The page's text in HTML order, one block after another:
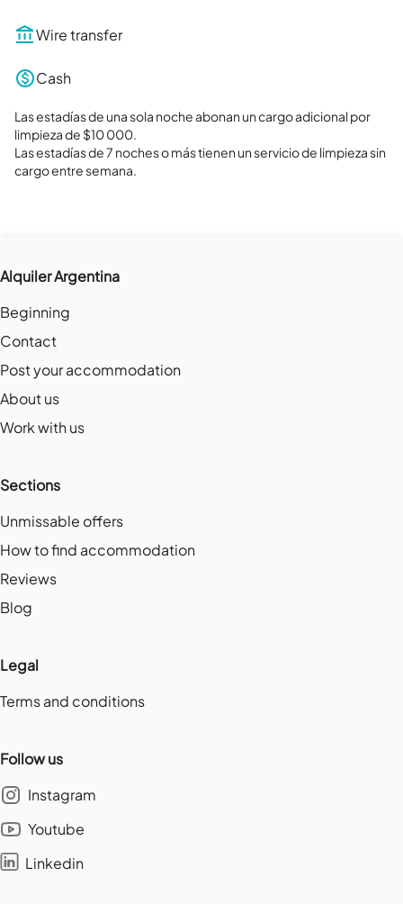
Wire transfer
Cash
Las estadías de una sola noche abonan un cargo adicional por
limpieza de $10 000.
Las estadías de 7 noches o más tienen un servicio de limpieza sin
cargo entre semana.
Alquiler Argentina
Beginning
Contact
Post your accommodation
About us
Work with us
Sections
Unmissable offers
How to find accommodation
Reviews
Blog
Legal
Terms and conditions
Follow us
Instagram
Youtube
Linkedin